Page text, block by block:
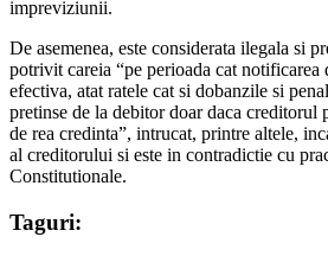
impreviziunii.
De asemenea, este considerata ilegala si
potrivit careia “pe perioada cat notificarea
efectiva, atat ratele cat si dobanzile si
pretinse de la debitor doar daca creditorul
de rea credinta”, intrucat, printre altele,
al creditorului si este in contradictie cu
Constitutionale.
Taguri: